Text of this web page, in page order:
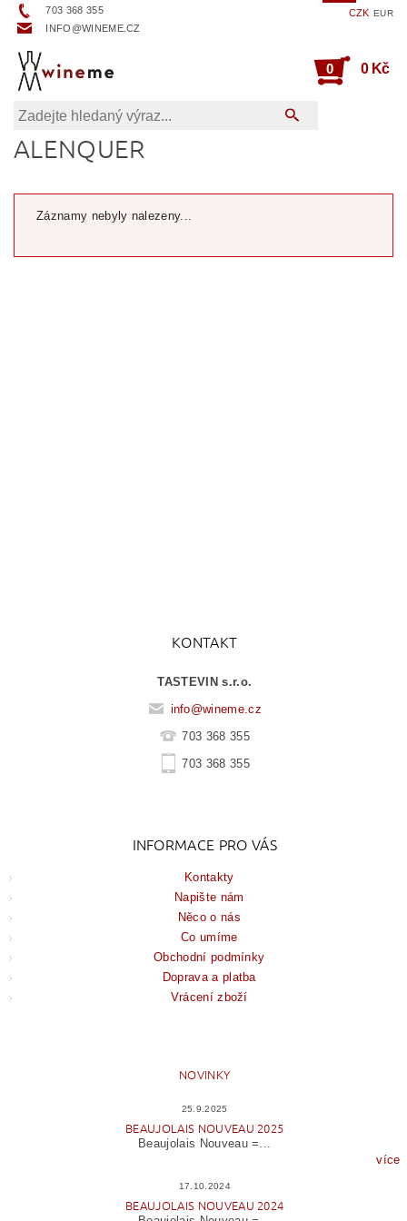
703 368 355
INFO@WINEME.CZ
CZK EUR
0 0 Kč
ALENQUER
Záznamy nebyly nalezeny...
KONTAKT
TASTEVIN s.r.o.
info@wineme.cz
703 368 355
703 368 355
INFORMACE PRO VÁS
Kontakty
Napište nám
Něco o nás
Co umíme
Obchodní podmínky
Doprava a platba
Vrácení zboží
NOVINKY
25.9.2025
BEAUJOLAIS NOUVEAU 2025
Beaujolais Nouveau =...
více
17.10.2024
BEAUJOLAIS NOUVEAU 2024